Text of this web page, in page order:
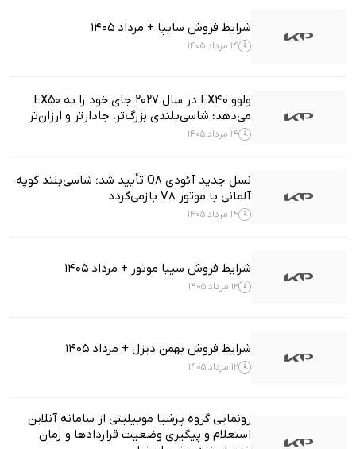
شرایط فروش سایپا + مرداد 1405
14 مرداد 1405
ولوو EX40 در سال ۲۰۲۷ جای خود را به EX50
می‌دهد؛ شاسی‌بلندی بزرگ‌تر، جادارتر و ارزان‌تر
14 مرداد 1405
نسل جدید آئودی Q8 تأیید شد؛ شاسی‌بلند کوپه
آلمانی با موتور V8 بازمی‌گردد
14 مرداد 1405
شرایط فروش سیبا موتور + مرداد 1405
12 مرداد 1405
شرایط فروش بهمن دیزل + مرداد 1405
12 مرداد 1405
رونمایی گروه پرشیا موبیلیتی از سامانه آنلاین
استعلام و پیگیری وضعیت قراردادها و زمان